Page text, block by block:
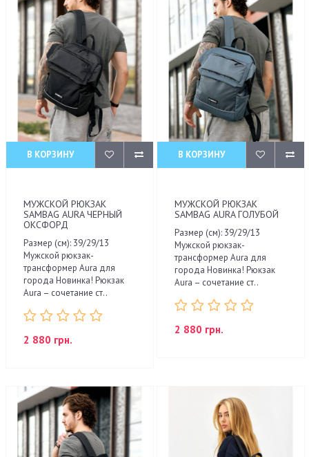
В КОРЗИНУ
МУЖСКОЙ РЮКЗАК
SAMBAG AURA ЧЕРНЫЙ
ОКСФОРД
Размер (см): 39/29/13
Мужской рюкзак-
трансформер Aura для
города Новинка! Рюкзак
Aura – сочетание ст..
2 880 грн.
В КОРЗИНУ
МУЖСКОЙ РЮКЗАК
SAMBAG AURA ГОЛУБОЙ
Размер (см): 39/29/13
Мужской рюкзак-
трансформер Aura для
города Новинка! Рюкзак
Aura – сочетание ст..
2 880 грн.